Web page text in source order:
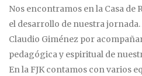
Nos encontramos en la Casa de
el desarrollo de nuestra
Claudio Giménez por
pedagógica y espiritual de
En la FJK contamos con varios